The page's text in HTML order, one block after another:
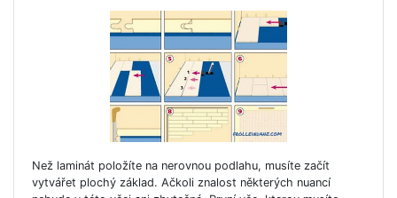
Než laminát položíte na nerovnou podlahu, musíte začít
vytvářet plochý základ. Ačkoli znalost některých nuancí